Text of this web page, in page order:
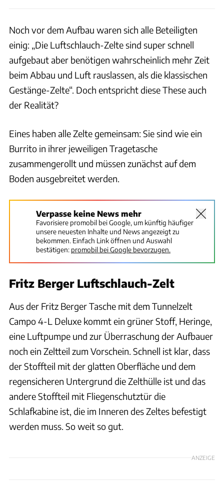
Noch vor dem Aufbau waren sich alle Beteiligten
einig: „Die Luftschlauch-Zelte sind super schnell
aufgebaut aber benötigen wahrscheinlich mehr Zeit
beim Abbau und Luft rauslassen, als die klassischen
Gestänge-Zelte“. Doch entspricht diese These auch
der Realität?
Eines haben alle Zelte gemeinsam: Sie sind wie ein
Burrito in ihrer jeweiligen Tragetasche
zusammengerollt und müssen zunächst auf dem
Boden ausgebreitet werden.
Verpasse keine News mehr
Favorisiere promobil bei Google, um künftig häufiger
unsere neuesten Inhalte und News angezeigt zu
bekommen. Einfach Link öffnen und Auswahl
bestätigen: promobil bei Google bevorzugen.
Fritz Berger Luftschlauch-Zelt
Aus der Fritz Berger Tasche mit dem Tunnelzelt
Campo 4-L Deluxe kommt ein grüner Stoff, Heringe,
eine Luftpumpe und zur Überraschung der Aufbauer
noch ein Zeltteil zum Vorschein. Schnell ist klar, dass
der Stoffteil mit der glatten Oberfläche und dem
regensicheren Untergrund die Zelthülle ist und das
andere Stoffteil mit Fliegenschutztür die
Schlafkabine ist, die im Inneren des Zeltes befestigt
werden muss. So weit so gut.
ANZEIGE